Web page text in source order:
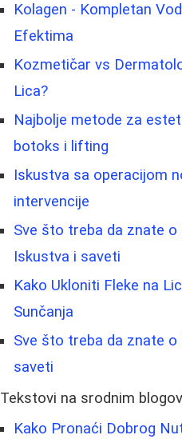
Kolagen - Kompletan
Efektima
Kozmetičar vs
Lica?
Najbolje metode za
botoks i lifting
Iskustva sa operacijom
intervencije
Sve što treba da znate
Iskustva i saveti
Kako Ukloniti Fleke na
Sunčanja
Sve što treba da znate
saveti
Tekstovi na srodnim
Kako Pronaći Dobrog